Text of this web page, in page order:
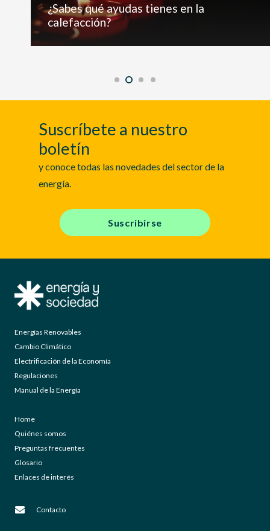
¿Sabes qué ayudas tienes en la
calefacción?
Suscríbete a nuestro
boletín
y conoce todas las novedades del sector de la
energía.
Suscribirse
Energías Renovables
Cambio Climático
Electrificación de la Economía
Regulaciones
Manual de la Energía
Home
Quiénes somos
Preguntas frecuentes
Glosario
Enlaces de interés
Contacto